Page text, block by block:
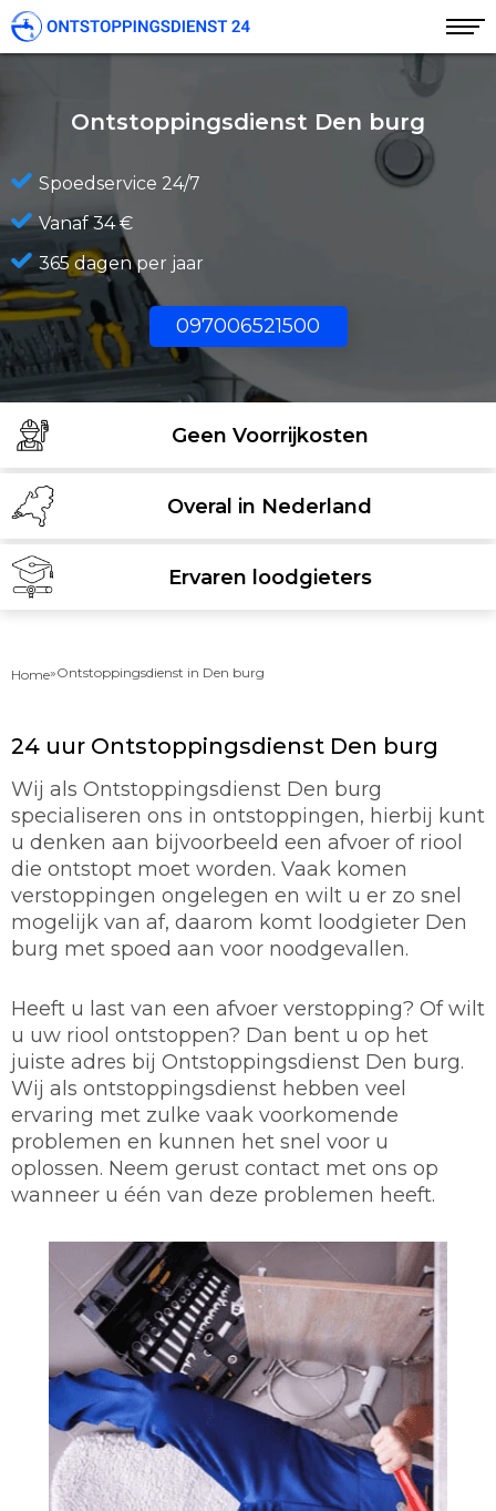
Ontstoppingsdienst Den burg
Spoedservice 24/7
Vanaf 34 €
365 dagen per jaar
097006521500
Geen Voorrijkosten
Overal in Nederland
Ervaren loodgieters
Home»Ontstoppingsdienst in Den burg
24 uur Ontstoppingsdienst Den burg
Wij als Ontstoppingsdienst Den burg
specialiseren ons in ontstoppingen, hierbij kunt
u denken aan bijvoorbeeld een afvoer of riool
die ontstopt moet worden. Vaak komen
verstoppingen ongelegen en wilt u er zo snel
mogelijk van af, daarom komt loodgieter Den
burg met spoed aan voor noodgevallen.
Heeft u last van een afvoer verstopping? Of wilt
u uw riool ontstoppen? Dan bent u op het
juiste adres bij Ontstoppingsdienst Den burg.
Wij als ontstoppingsdienst hebben veel
ervaring met zulke vaak voorkomende
problemen en kunnen het snel voor u
oplossen. Neem gerust contact met ons op
wanneer u één van deze problemen heeft.